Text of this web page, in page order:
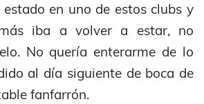
en uno de estos clubs y
iba a volver a estar, no
No quería enterarme de lo
al día siguiente de boca de
fanfarrón.